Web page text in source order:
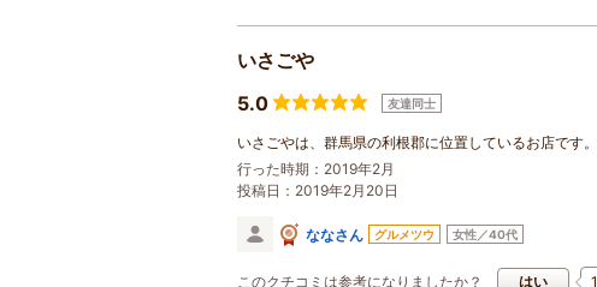
いさごや
5.0
友達同士
いさごやは、群馬県の利根郡に位置しているお店です
行った時期：2019年2月
投稿日：2019年2月20日
ななさん グルメツウ 女性／40代
このクチコミは参考になりましたか？ 1
はい